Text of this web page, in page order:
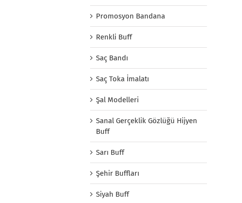
Promosyon Bandana
Renkli Buff
Saç Bandı
Saç Toka İmalatı
Şal Modelleri
Sanal Gerçeklik Gözlüğü Hijyen
Buff
Sarı Buff
Şehir Buffları
Siyah Buff